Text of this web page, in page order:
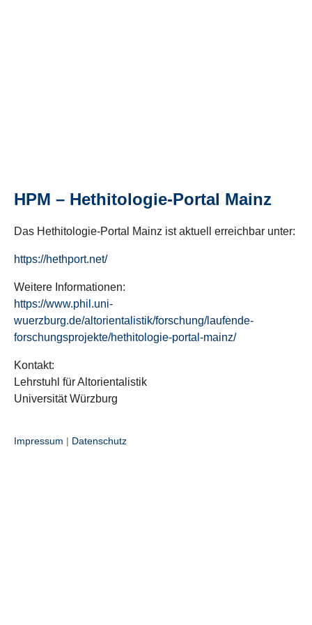
HPM – Hethitologie-Portal Mainz
Das Hethitologie-Portal Mainz ist aktuell erreichbar unter:
https://hethport.net/
Weitere Informationen:
https://www.phil.uni-
wuerzburg.de/altorientalistik/forschung/laufende-
forschungsprojekte/hethitologie-portal-mainz/
Kontakt:
Lehrstuhl für Altorientalistik
Universität Würzburg
Impressum | Datenschutz